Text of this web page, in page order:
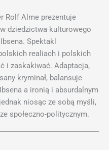
Rolf Alme prezentuje
dziedzictwa kulturowego
Spektakl
realiach i polskich
i zaskakiwać. Adaptacja,
kryminał, balansuje
a ironią i absurdalnym
niosąc ze sobą myśli,
społeczno-politycznym.